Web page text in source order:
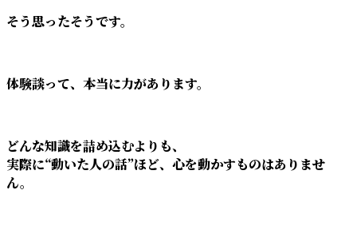
そう思ったそうです。
体験談って、本当に力があります。
どんな知識を詰め込むよりも、
実際に“動いた人の話”ほど、心を動かすものはありませ
ん。